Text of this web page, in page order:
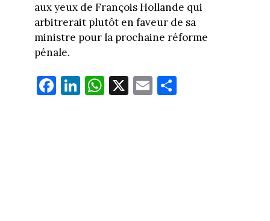
aux yeux de François Hollande qui
arbitrerait plutôt en faveur de sa
ministre pour la prochaine réforme
pénale.
Fa
ce
Li
nk
W
ha
X E
m
Pa